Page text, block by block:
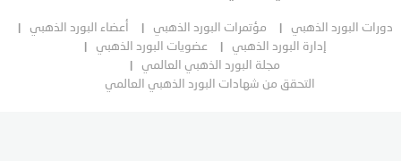
دورات البورد الذهبي مؤتمرات البورد الذهبي
أعضاء البورد الذهبي
إدارة البورد الذهبي
عضويات البورد الذهبي
مجلة البورد الذهبي العالمي
التحقق من شهادات البورد الذهبي العالمي